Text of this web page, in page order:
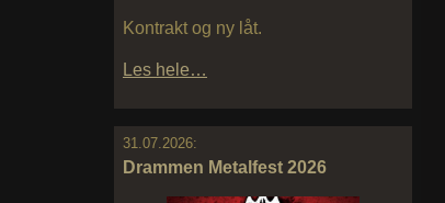
Kontrakt og ny låt.
Les hele…
31.07.2026:
Drammen Metalfest 2026